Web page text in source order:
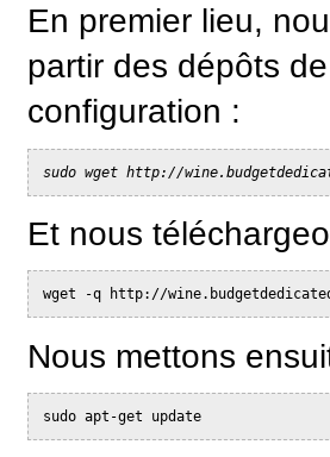
En premier lieu,
partir des dépôts
configuration :
sudo wget http://
Et nous
wget -q http://
Nous mettons
sudo apt-get update